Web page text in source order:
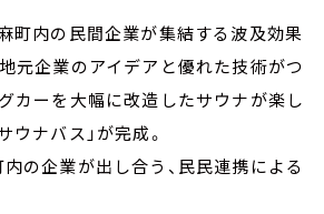
町内の民間企業が集結する波及効果
元企業のアイデアと優れた技術がつ
カーを大幅に改造したサウナが楽し
ウナバス」が完成。
の企業が出し合う、民民連携による